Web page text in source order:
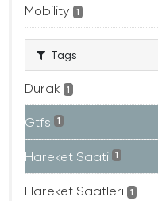
Mobility 1
Tags
Durak 1
Gtfs 1
Hareket Saati 1
Hareket Saatleri 1